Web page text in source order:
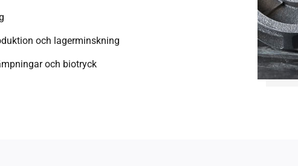
och lagerminskning
och biotryck